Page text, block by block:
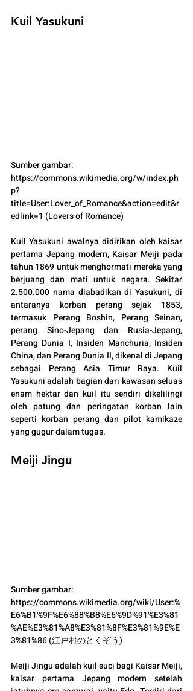
Kuil Yasukuni
Sumber gambar:
https://commons.wikimedia.org/w/index.ph
p?
title=User:Lover_of_Romance&action=edit&r
edlink=1 (Lovers of Romance)
Kuil Yasukuni awalnya didirikan oleh kaisar
pertama Jepang modern, Kaisar Meiji pada
tahun 1869 untuk menghormati mereka yang
berjuang dan mati untuk negara. Sekitar
2.500.000 nama diabadikan di Yasukuni, di
antaranya korban perang sejak 1853,
termasuk Perang Boshin, Perang Seinan,
perang Sino-Jepang dan Rusia-Jepang,
Perang Dunia I, Insiden Manchuria, Insiden
China, dan Perang Dunia II, dikenal di Jepang
sebagai Perang Asia Timur Raya. Kuil
Yasukuni adalah bagian dari kawasan seluas
enam hektar dan kuil itu sendiri dikelilingi
oleh patung dan peringatan korban lain
seperti korban perang dan pilot kamikaze
yang gugur dalam tugas.
Meiji Jingu
Sumber gambar:
https://commons.wikimedia.org/wiki/User:%
E6%B1%9F%E6%88%B8%E6%9D%91%E3%81
%AE%E3%81%A8%E3%81%8F%E3%81%9E%E
3%81%86 (江戸村のとくぞう)
Meiji Jingu adalah kuil suci bagi Kaisar Meiji,
kaisar pertama Jepang modern setelah